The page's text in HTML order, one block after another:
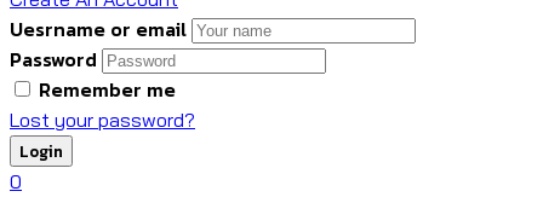
Uesrname or email
Password
Remember me
Lost your password?
0